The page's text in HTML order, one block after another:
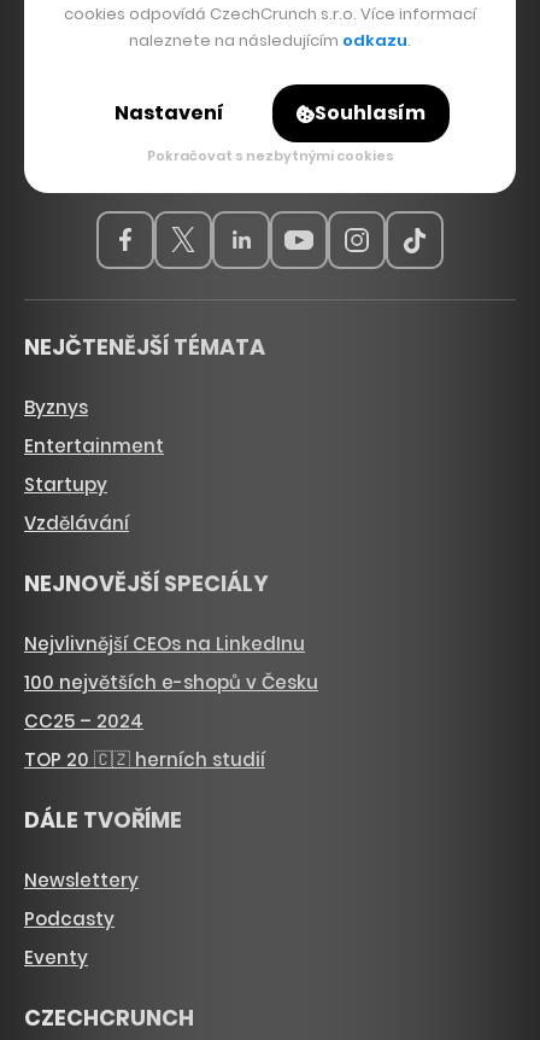
Hlavní zdroj inspirace. Věnujeme se tématům, která
hýbou Českem a světem, od byznysu a startupů
přes technologie, politiku a vzdělávání až po bydlení,
sport, kulturu, ekologii nebo dopravu.
NEJČTENĚJŠÍ TÉMATA
Byznys
Entertainment
Startupy
Vzdělávání
NEJNOVĚJŠÍ SPECIÁLY
Nejvlivnější CEOs na LinkedInu
100 největších e-shopů v Česku
CC25 – 2024
TOP 20 🇨🇿 herních studií
DÁLE TVOŘÍME
Newslettery
Podcasty
Eventy
CZECHCRUNCH
cookies odpovídá CzechCrunch s.r.o. Více informací
naleznete na následujícím odkazu.
Nastavení Souhlasím
Pokračovat s nezbytnými cookies